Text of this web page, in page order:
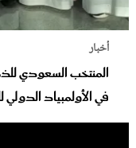
أخبار
في الأولمبياد الدولي